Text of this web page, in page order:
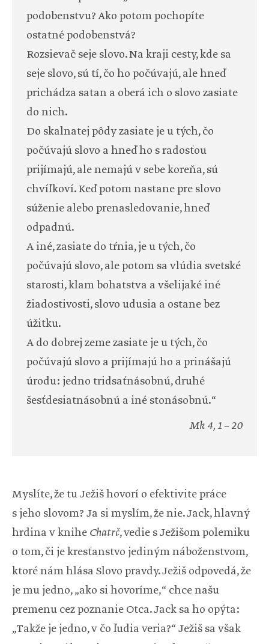
podobenstvu? Ako potom pochopíte
ostatné podobenstvá?
Rozsievač seje slovo. Na kraji cesty, kde sa
seje slovo, sú tí, čo ho počúvajú, ale hneď
prichádza satan a oberá ich o slovo zasiate
do nich.
Do skalnatej pôdy zasiate je u tých, čo
počúvajú slovo a hneď ho s radosťou
prijímajú, ale nemajú v sebe koreňa, sú
chvíľkoví. Keď potom nastane pre slovo
súženie alebo prenasledovanie, hneď
odpadnú.
A iné, zasiate do tŕnia, je u tých, čo
počúvajú slovo, ale potom sa vlúdia svetské
starosti, klam bohatstva a všelijaké iné
žiadostivosti, slovo udusia a ostane bez
úžitku.
A do dobrej zeme zasiate je u tých, čo
počúvajú slovo a prijímajú ho a prinášajú
úrodu: jedno tridsaťnásobnú, druhé
šesťdesiatnásobnú a iné stonásobnú.“
Mk 4, 1 – 20
Myslíte, že tu Ježiš hovorí o efektivite práce
s jeho slovom? Ja si myslím, že nie. Jack, hlavný
hrdina v knihe Chatrč, vedie s Ježišom polemiku
o tom, či je kresťanstvo jediným náboženstvom,
ktoré nám hlása Slovo pravdy. Ježiš odpovedá, že
je mu jedno, „ako si hovoríme,“ chce našu
premenu cez poznanie Otca. Jack sa ho opýta:
„Takže je jedno, v čo ľudia veria?“ Ježiš sa však